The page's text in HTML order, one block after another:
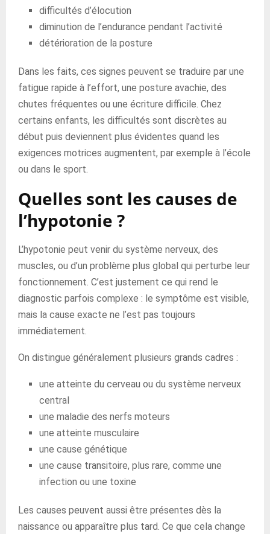
difficultés d’élocution
diminution de l’endurance pendant l’activité
détérioration de la posture
Dans les faits, ces signes peuvent se traduire par une
fatigue rapide à l’effort, une posture avachie, des
chutes fréquentes ou une écriture difficile. Chez
certains enfants, les difficultés sont discrètes au
début puis deviennent plus évidentes quand les
exigences motrices augmentent, par exemple à l’école
ou dans le sport.
Quelles sont les causes de
l’hypotonie ?
L’hypotonie peut venir du système nerveux, des
muscles, ou d’un problème plus global qui perturbe leur
fonctionnement. C’est justement ce qui rend le
diagnostic parfois complexe : le symptôme est visible,
mais la cause exacte ne l’est pas toujours
immédiatement.
On distingue généralement plusieurs grands cadres :
une atteinte du cerveau ou du système nerveux
central
une maladie des nerfs moteurs
une atteinte musculaire
une cause génétique
une cause transitoire, plus rare, comme une
infection ou une toxine
Les causes peuvent aussi être présentes dès la
naissance ou apparaître plus tard. Ce que cela change